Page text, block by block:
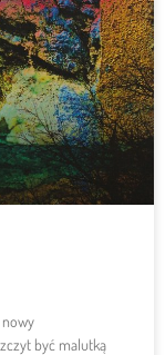
nowy
być malutką